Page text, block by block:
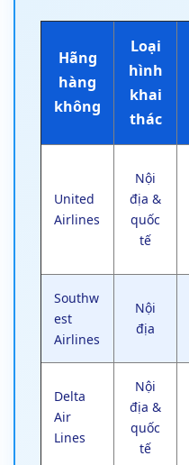
Hãng
hàng
không
Loại
hình
khai
thác
United
Airlines
Nội
địa &
quốc
tế
Southw
est
Airlines
Nội
địa
Delta
Air
Lines
Nội
địa &
quốc
tế